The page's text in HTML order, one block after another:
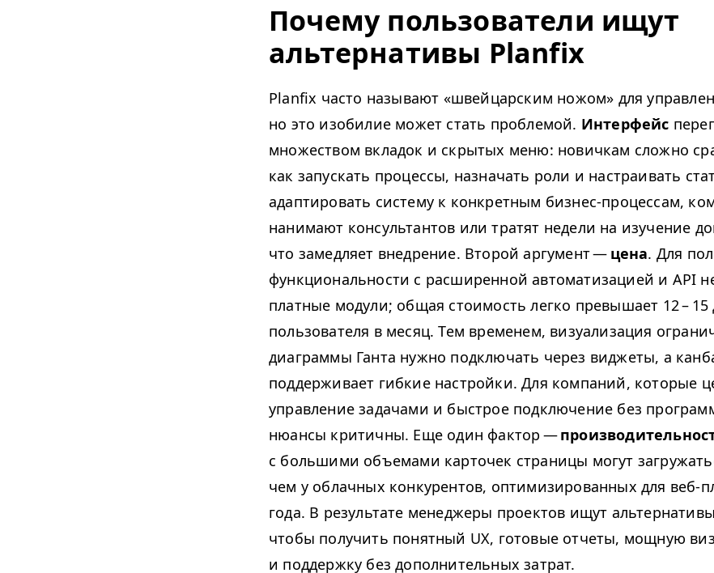
Почему пользователи ищут
альтернативы Planfix
Planfix часто называют «швейцарским ножом» для
но это изобилие может стать проблемой. Интерфейс
множеством вкладок и скрытых меню: новичкам сложно
как запускать процессы, назначать роли и настраивать
адаптировать систему к конкретным бизнес-процессам,
нанимают консультантов или тратят недели на изучение
что замедляет внедрение. Второй аргумент — цена. Для
функциональности с расширенной автоматизацией и API
платные модули; общая стоимость легко превышает 12 – 15
пользователя в месяц. Тем временем, визуализация
диаграммы Ганта нужно подключать через виджеты, а
поддерживает гибкие настройки. Для компаний, которые
управление задачами и быстрое подключение без
нюансы критичны. Еще один фактор —
с большими объемами карточек страницы могут
чем у облачных конкурентов, оптимизированных для веб-
года. В результате менеджеры проектов ищут
чтобы получить понятный UX, готовые отчеты, мощную
и поддержку без дополнительных затрат.